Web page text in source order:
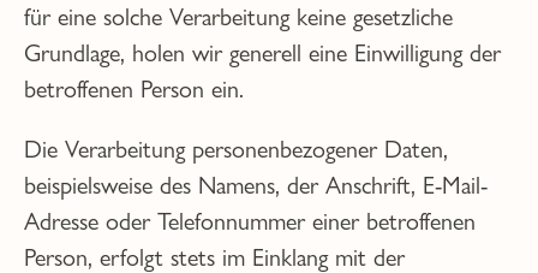
für eine solche Verarbeitung keine gesetzliche
Grundlage, holen wir generell eine Einwilligung der
betroffenen Person ein.
Die Verarbeitung personenbezogener Daten,
beispielsweise des Namens, der Anschrift, E-Mail-
Adresse oder Telefonnummer einer betroffenen
Person, erfolgt stets im Einklang mit der